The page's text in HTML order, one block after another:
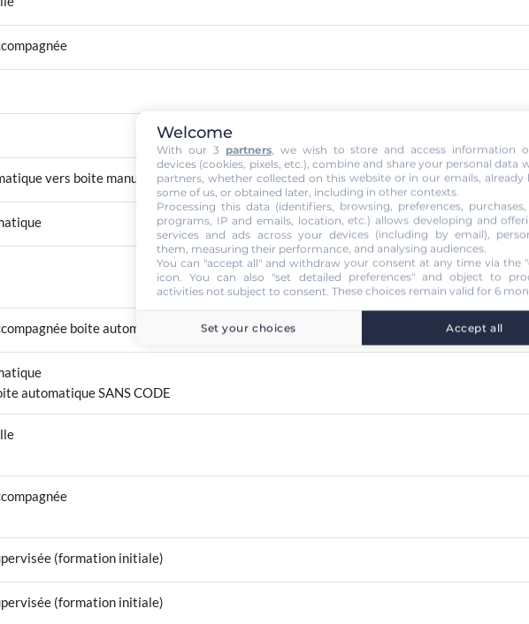
vers boite manuelle (B78)
boite automatique
automatique SANS CODE
(formation initiale)
(formation initiale)
Welcome
With our 3 partners, we wish to store and access information
devices (cookies, pixels, etc.), combine and share your personal data
partners, whether collected on this website or in our emails, already
some of us, or obtained later, including in other contexts.
Processing this data (identifiers, browsing, preferences,
programs, IP and emails, location, etc.) allows developing and
services and ads across your devices (including by email),
them, measuring their performance, and analysing audiences.
You can "accept all" and withdraw your consent at any time via the
icon . You can also "set detailed preferences" and object to
activities not subject to consent. These choices remain valid for 6
Set your choices Accept all